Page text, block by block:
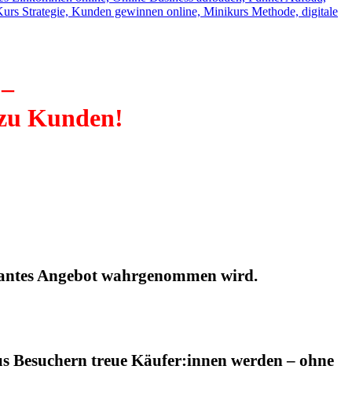
Kunden!
Angebot wahrgenommen wird.
treue Käufer:innen werden – ohne